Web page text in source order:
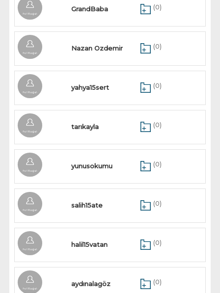
GrandBaba (0)
Nazan Ozdemir (0)
yahya15sert (0)
tarıkayla (0)
yunusokumu (0)
salih15ate (0)
halil15vatan (0)
aydınalagöz (0)